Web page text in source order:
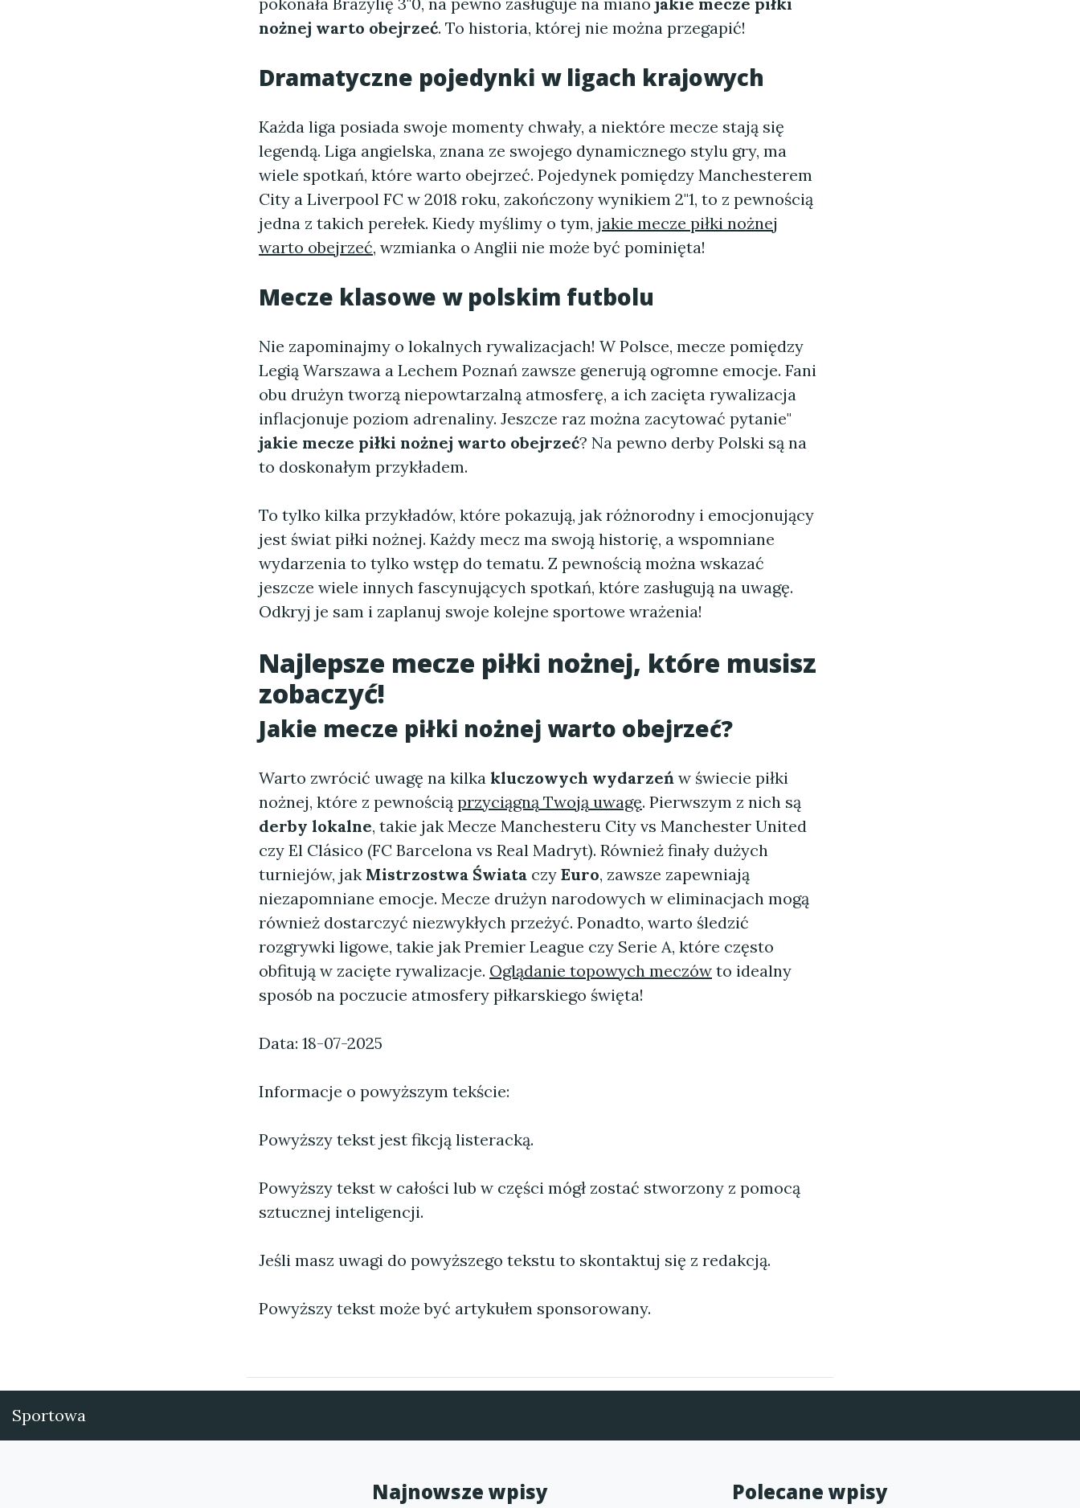
nożnej warto obejrzeć. To historia, której nie można przegapić!
Dramatyczne pojedynki w ligach krajowych
Każda liga posiada swoje momenty chwały, a niektóre mecze stają się
legendą. Liga angielska, znana ze swojego dynamicznego stylu gry, ma
wiele spotkań, które warto obejrzeć. Pojedynek pomiędzy Manchesterem
City a Liverpool FC w 2018 roku, zakończony wynikiem 2"1, to z pewnością
jedna z takich perełek. Kiedy myślimy o tym, jakie mecze piłki nożnej
warto obejrzeć, wzmianka o Anglii nie może być pominięta!
Mecze klasowe w polskim futbolu
Nie zapominajmy o lokalnych rywalizacjach! W Polsce, mecze pomiędzy
Legią Warszawa a Lechem Poznań zawsze generują ogromne emocje. Fani
obu drużyn tworzą niepowtarzalną atmosferę, a ich zacięta rywalizacja
inflacjonuje poziom adrenaliny. Jeszcze raz można zacytować pytanie"
jakie mecze piłki nożnej warto obejrzeć? Na pewno derby Polski są na
to doskonałym przykładem.
To tylko kilka przykładów, które pokazują, jak różnorodny i emocjonujący
jest świat piłki nożnej. Każdy mecz ma swoją historię, a wspomniane
wydarzenia to tylko wstęp do tematu. Z pewnością można wskazać
jeszcze wiele innych fascynujących spotkań, które zasługują na uwagę.
Odkryj je sam i zaplanuj swoje kolejne sportowe wrażenia!
Najlepsze mecze piłki nożnej, które musisz
zobaczyć!
Jakie mecze piłki nożnej warto obejrzeć?
Warto zwrócić uwagę na kilka kluczowych wydarzeń w świecie piłki
nożnej, które z pewnością przyciągną Twoją uwagę. Pierwszym z nich są
derby lokalne, takie jak Mecze Manchesteru City vs Manchester United
czy El Clásico (FC Barcelona vs Real Madryt). Również finały dużych
turniejów, jak Mistrzostwa Świata czy Euro, zawsze zapewniają
niezapomniane emocje. Mecze drużyn narodowych w eliminacjach mogą
również dostarczyć niezwykłych przeżyć. Ponadto, warto śledzić
rozgrywki ligowe, takie jak Premier League czy Serie A, które często
obfitują w zacięte rywalizacje. Oglądanie topowych meczów to idealny
sposób na poczucie atmosfery piłkarskiego święta!
Data: 18-07-2025
Informacje o powyższym tekście:
Powyższy tekst jest fikcją listeracką.
Powyższy tekst w całości lub w części mógł zostać stworzony z pomocą
sztucznej inteligencji.
Jeśli masz uwagi do powyższego tekstu to skontaktuj się z redakcją.
Powyższy tekst może być artykułem sponsorowany.
Sportowa
Najnowsze wpisy Polecane wpisy